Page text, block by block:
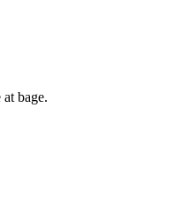
bage.